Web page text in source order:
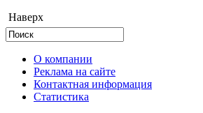
Наверх
О компании
Реклама на сайте
Контактная информация
Статистика